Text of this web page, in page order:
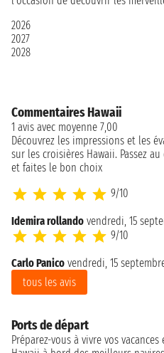
2026
2027
2028
Commentaires Hawaii
1 avis avec moyenne 7,00
Découvrez les impressions et les
sur les croisières Hawaii. Passez
et faites le bon choix
9/10
Idemira rollando vendredi, 15
9/10
Carlo Panico vendredi, 15
tous les avis
Ports de départ
Préparez-vous à vivre vos